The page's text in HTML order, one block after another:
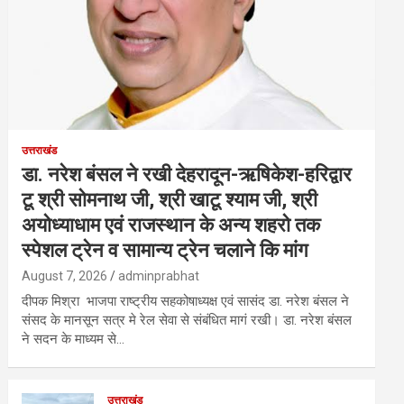
उत्तराखंड
डा. नरेश बंसल ने रखी देहरादून-ऋषिकेश-हरिद्वार
टू श्री सोमनाथ जी, श्री खाटू श्याम जी, श्री
अयोध्याधाम एवं राजस्थान के अन्य शहरो तक
स्पेशल ट्रेन व सामान्य ट्रेन चलाने कि मांग
August 7, 2026 adminprabhat
दीपक मिश्रा भाजपा राष्ट्रीय सहकोषाध्यक्ष एवं सासंद डा. नरेश बंसल ने
संसद के मानसून सत्र मे रेल सेवा से संबंधित मागं रखी। डा. नरेश बंसल
ने सदन के माध्यम से…
उत्तराखंड